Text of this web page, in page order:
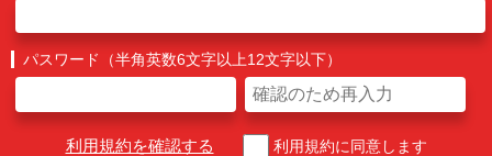
パスワード（半角英数6文字以上12文字以下）
利用規約を確認する 利用規約に同意します